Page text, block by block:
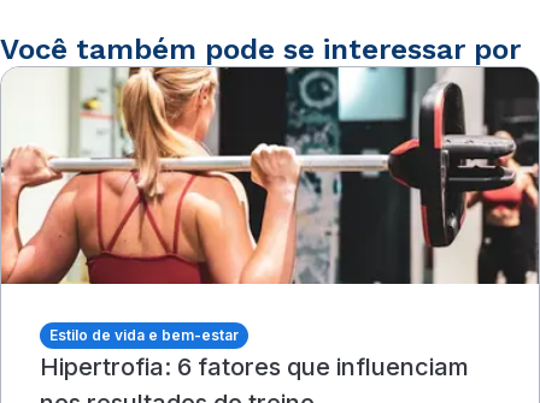
Você também pode se interessar por
Estilo de vida e bem-estar
Hipertrofia: 6 fatores que influenciam